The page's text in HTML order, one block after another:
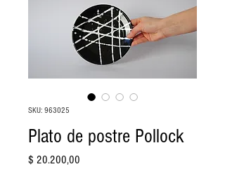
SKU: 963025
Plato de postre Pollock
$ 20.200,00